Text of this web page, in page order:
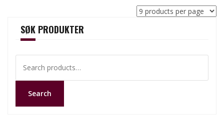
SØK PRODUKTER
for:
Search